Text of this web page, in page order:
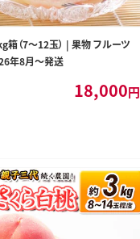
（7～12玉） | 果物 フルーツ
年8月～発送
18,000円